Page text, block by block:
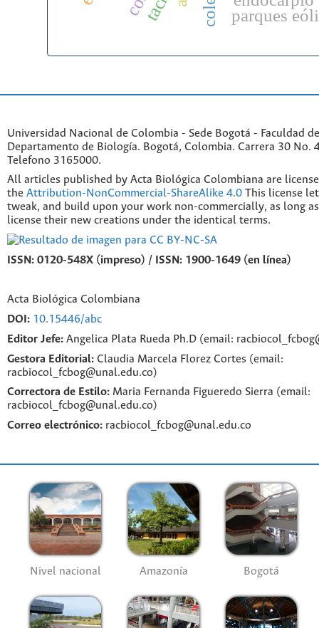
parques
Universidad Nacional de Colombia - Sede Bogotá - Faculdad
Departamento de Biología. Bogotá, Colombia. Carrera 30 No.
Telefono 3165000.
All articles published by Acta Biológica Colombiana are
the Attribution-NonCommercial-ShareAlike 4.0 This license
tweak, and build upon your work non-commercially, as long
license their new creations under the identical terms.
ISSN: 0120-548X (impreso) / ISSN: 1900-1649 (en línea)
Acta Biológica Colombiana
DOI: 10.15446/abc
Editor Jefe: Angelica Plata Rueda Ph.D (email:
Gestora Editorial: Claudia Marcela Florez Cortes (email:
racbiocol_fcbog@unal.edu.co)
Correctora de Estilo: Maria Fernanda Figueredo Sierra (email:
racbiocol_fcbog@unal.edu.co)
Correo electrónico: racbiocol_fcbog@unal.edu.co
Nivel nacional Amazonía Bogotá